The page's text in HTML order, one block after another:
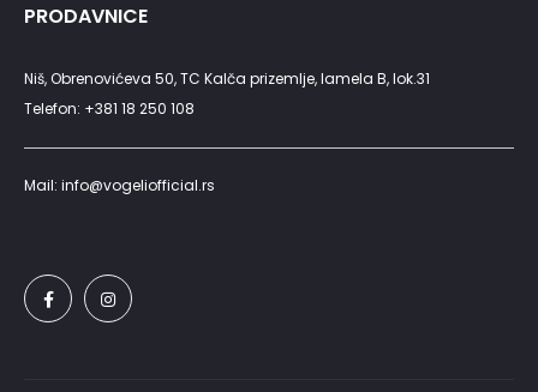
PRODAVNICE
Niš, Obrenovićeva 50, TC Kalča prizemlje, lamela B, lok.31
Telefon: +381 18 250 108
Mail: info@vogeliofficial.rs